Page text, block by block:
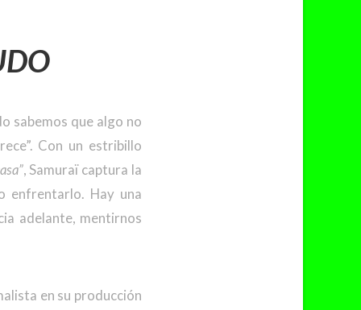
sabemos que algo no
Con un estribillo
, Samuraï captura la
enfrentarlo. Hay una
adelante, mentirnos
en su producción